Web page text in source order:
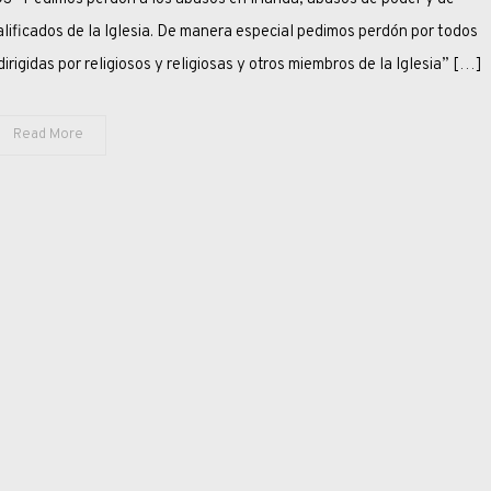
PEDIR
PERDÓN?
de la Iglesia. De manera especial pedimos perdón por todos
por religiosos y religiosas y otros miembros de la Iglesia” […]
Read More